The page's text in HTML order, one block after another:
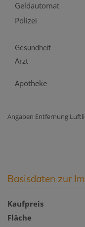
Geldautomat
Polizei
Gesundheit
Arzt
Apotheke
Angaben Entfernung
Basisdaten zur
Kaufpreis
Fläche